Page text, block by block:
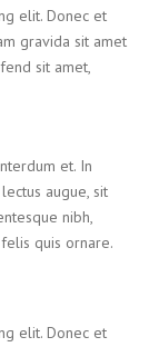
elit. Donec et
gravida sit amet
sit amet,
et. In
augue, sit
nibh,
quis ornare.
elit. Donec et